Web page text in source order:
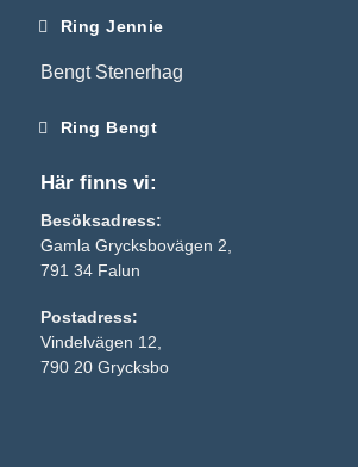
Ring Jennie
Bengt Stenerhag
Ring Bengt
Här finns vi:
Besöksadress:
Gamla Grycksbovägen 2,
791 34 Falun
Postadress:
Vindelvägen 12,
790 20 Grycksbo
Nödvändiga